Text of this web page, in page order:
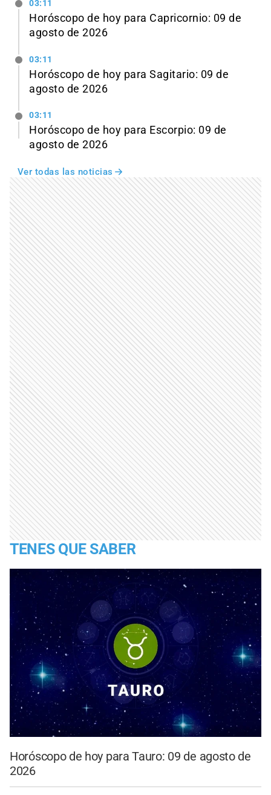
03:11
Horóscopo de hoy para Capricornio: 09 de
agosto de 2026
03:11
Horóscopo de hoy para Sagitario: 09 de
agosto de 2026
03:11
Horóscopo de hoy para Escorpio: 09 de
agosto de 2026
Ver todas las noticias
TENES QUE SABER
Horóscopo de hoy para Tauro: 09 de agosto de
2026